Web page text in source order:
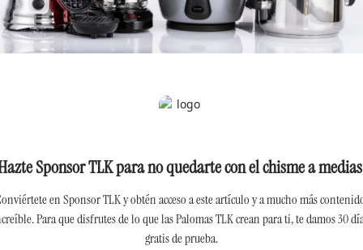
Sponsor TLK para no quedarte con el chisme a
en Sponsor TLK y obtén acceso a este artículo y a mucho más
Para que disfrutes de lo que las Palomas TLK crean para ti, te damos 30
gratis de prueba.